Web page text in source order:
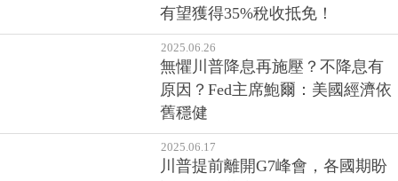
有望獲得35%稅收抵免！
2025.06.26
無懼川普降息再施壓？不降息有
原因？Fed主席鮑爾：美國經濟依
舊穩健
2025.06.17
川普提前離開G7峰會，各國期盼